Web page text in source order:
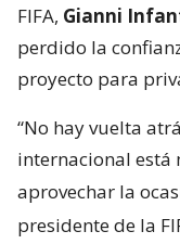
FIFA, Gianni
perdido la
proyecto para
“No hay vuelta
internacional está
aprovechar la
presidente de la